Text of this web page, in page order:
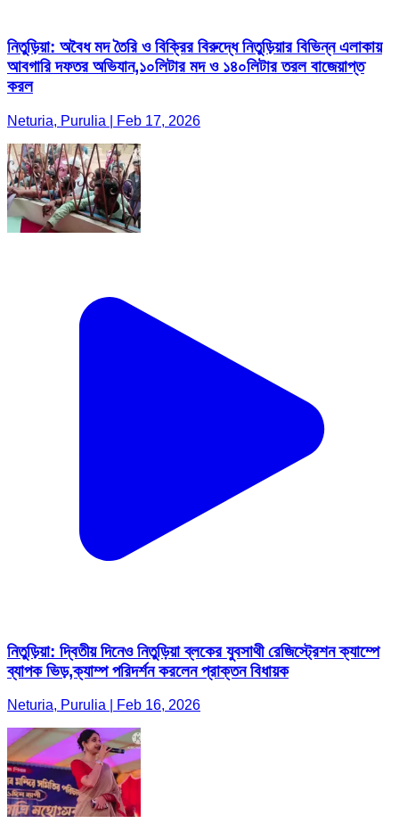
নিতুড়িয়া: অবৈধ মদ তৈরি ও বিক্রির বিরুদ্ধে নিতুড়িয়ার বিভিন্ন এলাকায়
আবগারি দফতর অভিযান,১০লিটার মদ ও ১৪০লিটার তরল বাজেয়াপ্ত
করল
Neturia, Purulia | Feb 17, 2026
নিতুড়িয়া: দ্বিতীয় দিনেও নিতুড়িয়া ব্লকের যুবসাথী রেজিস্ট্রেশন ক্যাম্পে
ব্যাপক ভিড়,ক্যাম্প পরিদর্শন করলেন প্রাক্তন বিধায়ক
Neturia, Purulia | Feb 16, 2026